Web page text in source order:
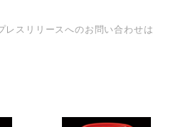
レスリリースへのお問い合わせは